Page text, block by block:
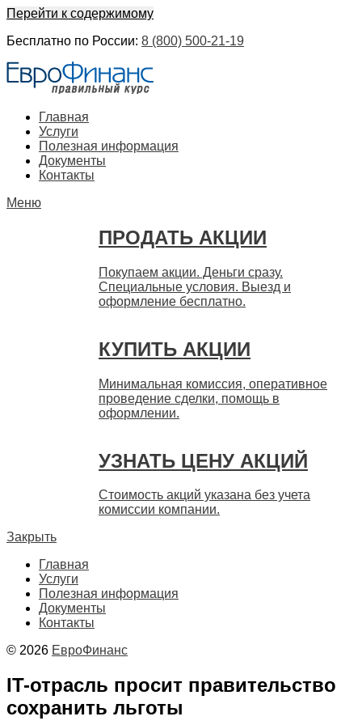
Перейти к содержимому
Бесплатно по России: 8 (800) 500-21-19
ЕвроФинанс
БыстроГлавная
Услуги
Полезная информация
Документы
Контакты
Меню
ПРОДАТЬ АКЦИИ
Покупаем акции. Деньги сразу.
Специальные условия. Выезд и
оформление бесплатно.
КУПИТЬ АКЦИИ
Минимальная комиссия, оперативное
проведение сделки, помощь в
оформлении.
УЗНАТЬ ЦЕНУ АКЦИЙ
Стоимость акций указана без учета
комиссии компании.
Закрыть
Главная
Услуги
Полезная информация
Документы
Контакты
© 2026 ЕвроФинанс
IT-отрасль просит правительство
сохранить льготы